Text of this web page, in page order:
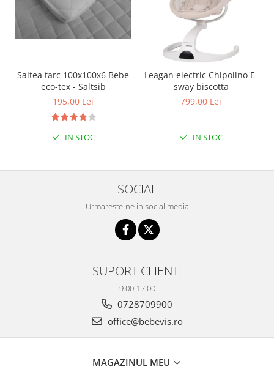
Saltea tarc 100x100x6 Bebe
eco-tex - Saltsib
195,00 Lei
IN STOC
Leagan electric Chipolino E-
sway biscotta
799,00 Lei
IN STOC
SOCIAL
Urmareste-ne in social media
SUPORT CLIENTI
9.00-17.00
0728709900
office@bebevis.ro
MAGAZINUL MEU